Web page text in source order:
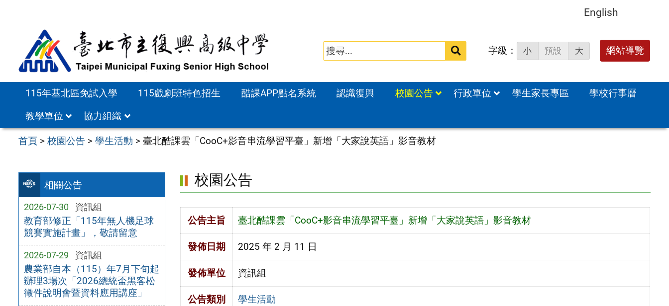
English
搜
字級： 小 預設 大 網站導覽
115年基北區免試入學 115戲劇班特色招生 酷課APP點名系統 認識復興 校園公告 行政單位 學生家長專區
學校行事曆
教學單位
協力組織
首頁 >校園公告 >學生活動 >臺北酷課雲「CooC+影音串流學習平臺」新增「大家說英語」影音教材
相關公告
2026-07-30 資訊組
教育部修正「115年無人機足球
競賽實施計畫」，敬請留意
2026-07-29 資訊組
農業部自本（115）年7月下旬起
辦理3場次「2026總統盃黑客松
徵件說明會暨資料應用講座」
校園公告
公告主旨 臺北酷課雲「CooC+影音串流學習平臺」新增「大家說英語」影音教材
發佈日期 2025 年 2 月 11 日
發佈單位 資訊組
公告類別 學生活動